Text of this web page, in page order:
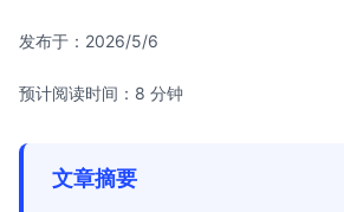
发布于： 2026/5/6
预计阅读时间：8 分钟
文章摘要